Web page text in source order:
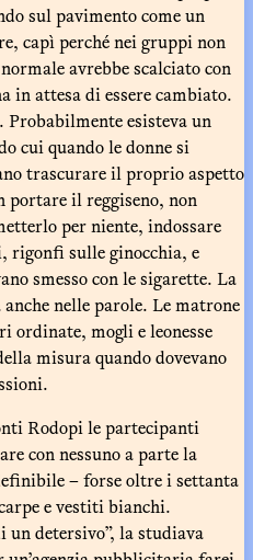
sul pavimento come un
capì perché nei gruppi non
avrebbe scalciato con
in attesa di essere cambiato.
Probabilmente esisteva un
cui quando le donne si
trascurare il proprio aspetto
il reggiseno, non
per niente, indossare
rigonfi sulle ginocchia, e
smesso con le sigarette. La
nelle parole. Le matrone
ordinate, mogli e leonesse
misura quando dovevano
Rodopi le partecipanti
con nessuno a parte la
– forse oltre i settanta
e vestiti bianchi.
detersivo”, la studiava